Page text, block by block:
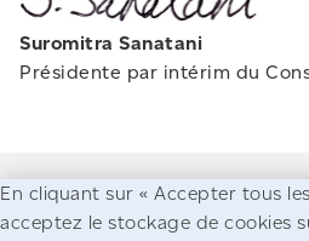
Suromitra Sanatani
Présidente par intérim du
En cliquant sur « Accepter tous
acceptez le stockage de cookies